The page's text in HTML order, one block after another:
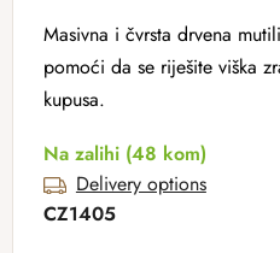
Masivna i čvrsta drvena
pomoći da se riješite viška
kupusa.
Na zalihi (48 kom)
Delivery options
CZ1405